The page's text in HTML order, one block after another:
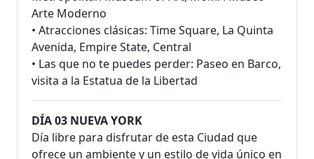
Arte Moderno
• Atracciones clásicas: Time Square, La Quinta
Avenida, Empire State, Central
• Las que no te puedes perder: Paseo en Barco,
visita a la Estatua de la Libertad
DÍA 03 NUEVA YORK
Día libre para disfrutar de esta Ciudad que
ofrece un ambiente y un estilo de vida único en